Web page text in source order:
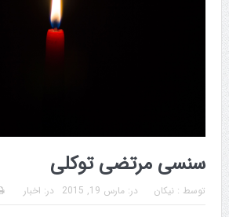
سنسی مرتضی توکلی
توسط : نیکان در: مارس 19, 2015 در: اخبار